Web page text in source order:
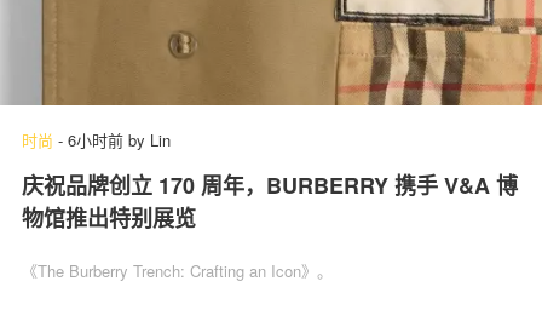
时尚 - 6小时前 by Lin
庆祝品牌创立 170 周年，BURBERRY 携手 V&A 博
物馆推出特别展览
《The Burberry Trench: Crafting an Icon》。